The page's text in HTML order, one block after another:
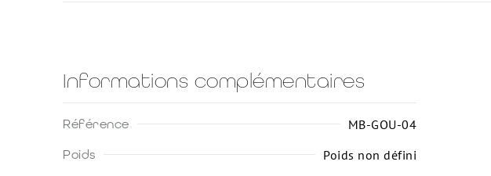
Informations complémentaires
Référence MB-GOU-04
Poids Poids non défini